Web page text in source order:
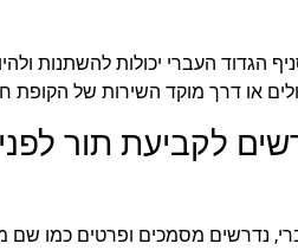
העברי יכולות להשתנות
או דרך מוקד השירות של הקופת
לקביעת תור
נדרשים מסמכים ופרטים כמו